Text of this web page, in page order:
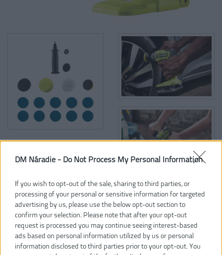
DM Náradie - Do Not Process My Personal Information
If you wish to opt-out of the sale, sharing to third parties, or
processing of your personal or sensitive information for targeted
advertising by us, please use the below opt-out section to
confirm your selection. Please note that after your opt-out
request is processed you may continue seeing interest-based
ads based on personal information utilized by us or personal
information disclosed to third parties prior to your opt-out. You
146,00 €
VLOŽIŤ DO KOŠÍKA